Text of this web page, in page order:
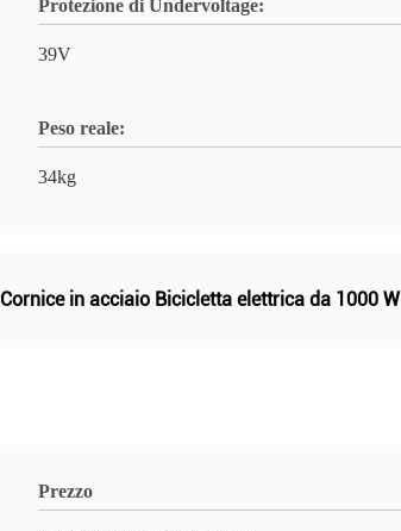
Protezione di Undervoltage:
39V
Peso reale:
34kg
Cornice in acciaio Bicicletta elettrica da 1000 W
Prezzo